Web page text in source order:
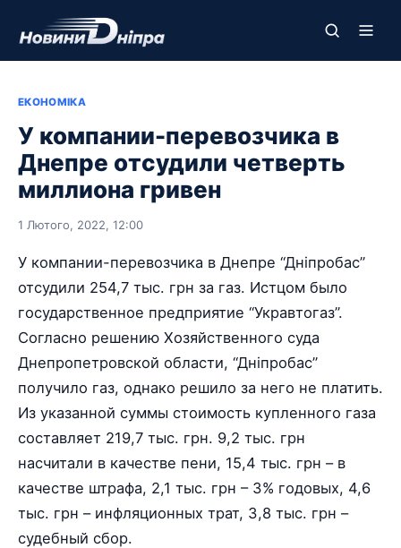
ЕКОНОМІКА
У компании-перевозчика в
Днепре отсудили четверть
миллиона гривен
1 Лютого, 2022, 12:00
У компании-перевозчика в Днепре “Дніпробас”
отсудили 254,7 тыс. грн за газ. Истцом было
государственное предприятие “Укравтогаз”.
Согласно решению Хозяйственного суда
Днепропетровской области, “Дніпробас”
получило газ, однако решило за него не платить.
Из указанной суммы стоимость купленного газа
составляет 219,7 тыс. грн. 9,2 тыс. грн
насчитали в качестве пени, 15,4 тыс. грн – в
качестве штрафа, 2,1 тыс. грн – 3% годовых, 4,6
тыс. грн – инфляционных трат, 3,8 тыс. грн –
судебный сбор.